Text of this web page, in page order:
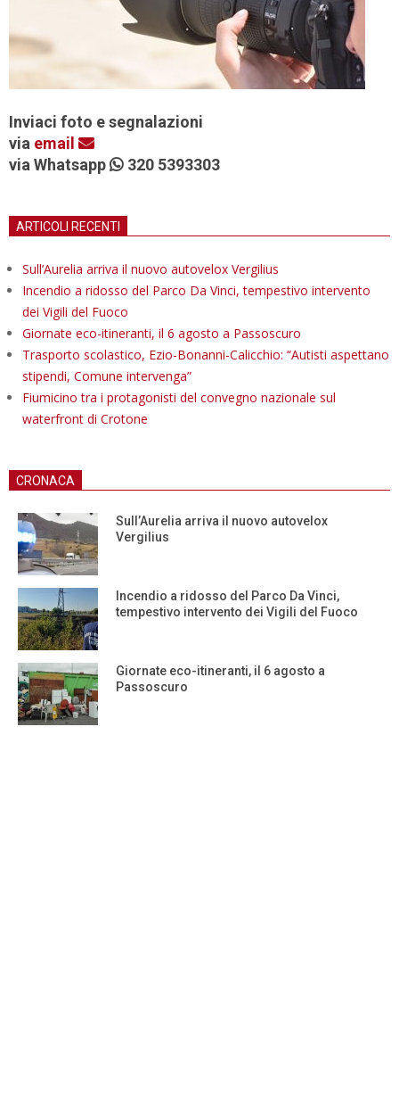
Inviaci foto e segnalazioni
via email
via Whatsapp
320 5393303
ARTICOLI RECENTI
Sull’Aurelia arriva il nuovo autovelox Vergilius
Incendio a ridosso del Parco Da Vinci, tempestivo intervento
dei Vigili del Fuoco
Giornate eco-itineranti, il 6 agosto a Passoscuro
Trasporto scolastico, Ezio-Bonanni-Calicchio: “Autisti aspettano
stipendi, Comune intervenga”
Fiumicino tra i protagonisti del convegno nazionale sul
waterfront di Crotone
CRONACA
Sull’Aurelia arriva il nuovo autovelox
Vergilius
Incendio a ridosso del Parco Da Vinci,
tempestivo intervento dei Vigili del Fuoco
Giornate eco-itineranti, il 6 agosto a
Passoscuro